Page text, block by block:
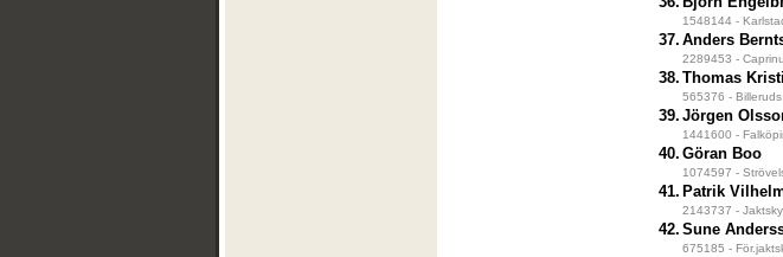
1548144 -
37. Anders
2289453 -
38. Thomas
565376 -
39. Jörgen
1441600 -
40. Göran Boo
1074597 -
41. Patrik
2143737 -
42. Sune
675185 -